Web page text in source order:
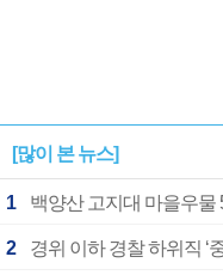
[많이 본 뉴스]
1 백양산 고지대 마을우물
2 경위 이하 경찰 하위직 ‘